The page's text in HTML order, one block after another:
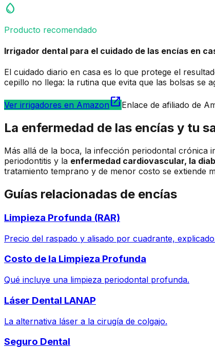
water_drop
Producto recomendado
Irrigador dental para el cuidado de las encías en
El cuidado diario en casa es lo que protege el
cepillo no llega: la rutina que evita que las bolsas se
Ver irrigadores en Amazonopen_in_newEnlace de afiliado de
La enfermedad de las encías y tu
Más allá de la boca, la infección periodontal crónica
periodontitis y la enfermedad cardiovascular, la
tratamiento temprano y de menor costo se extiende
Guías relacionadas de encías
Limpieza Profunda (RAR)
Precio del raspado y alisado por cuadrante,
Costo de la Limpieza Profunda
Qué incluye una limpieza periodontal profunda.
Láser Dental LANAP
La alternativa láser a la cirugía de colgajo.
Seguro Dental